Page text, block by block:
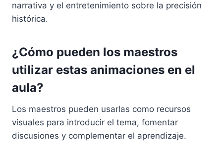
narrativa y el entretenimiento sobre la precisión
histórica.
¿Cómo pueden los maestros
utilizar estas animaciones en el
aula?
Los maestros pueden usarlas como recursos
visuales para introducir el tema, fomentar
discusiones y complementar el aprendizaje.